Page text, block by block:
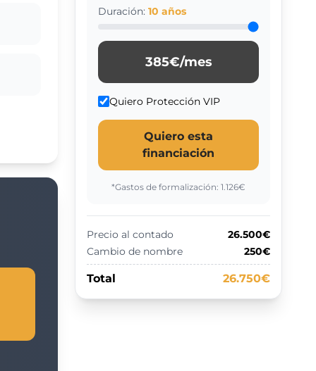
Duración: 10 años
385€/mes
Quiero Protección VIP
Quiero esta
financiación
*Gastos de formalización: 1.126€
Precio al contado
26.500€
Cambio de nombre
250€
Total 26.750€